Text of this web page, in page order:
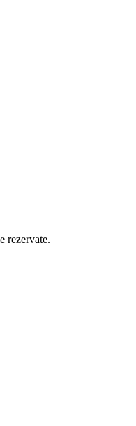
rezervate.